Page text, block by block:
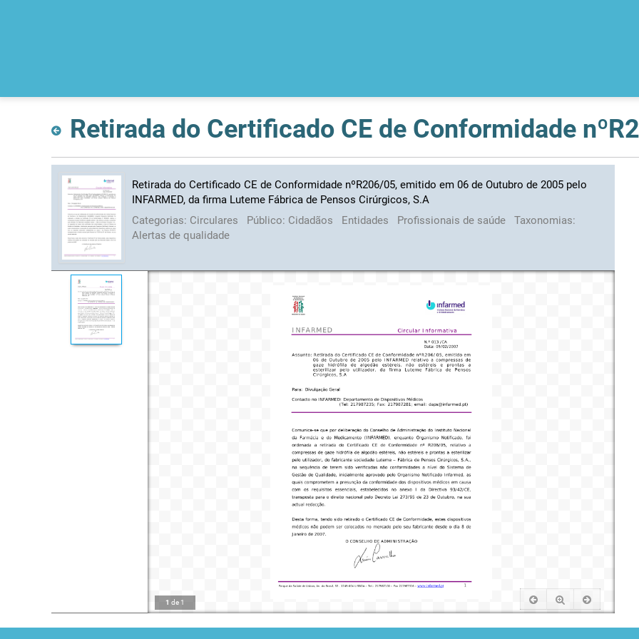
Retirada do Certificado CE de Conformidade nºR206/05, emitido em 06 de Outubro de 2005 pelo
INFARMED, da firma Luteme Fábrica de Pensos Cirúrgicos, S.A
Categorias: Circulares Público: Cidadãos Entidades Profissionais de saúde
Taxonomias:
Alertas de qualidade
1 de 1